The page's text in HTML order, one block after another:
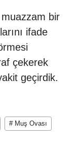
bir
ifade
çekerek
geçirdik.
# Muş Ovası